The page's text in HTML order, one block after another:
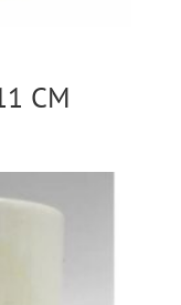
CM